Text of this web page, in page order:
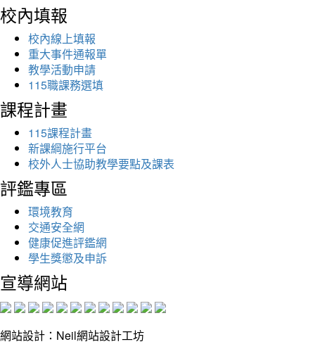
校內填報
校內線上填報
重大事件通報單
教學活動申請
115職課務選填
課程計畫
115課程計畫
新課綱施行平台
校外人士協助教學要點及課表
評鑑專區
環境教育
交通安全網
健康促進評鑑網
學生獎懲及申訴
宣導網站
網站設計：Neil網站設計工坊